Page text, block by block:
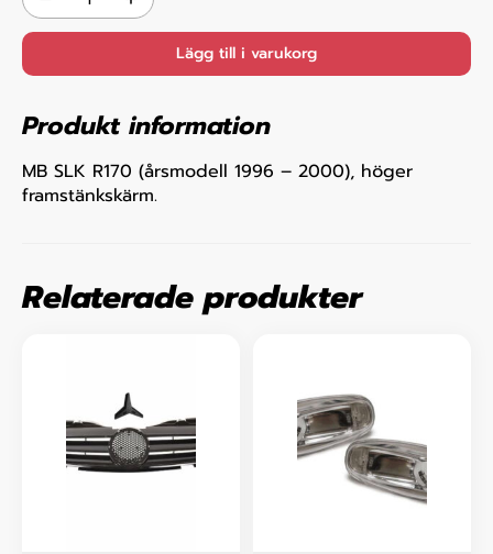
Lägg till i varukorg
Produkt information
MB SLK R170 (årsmodell 1996 – 2000), höger
framstänkskärm.
Relaterade produkter